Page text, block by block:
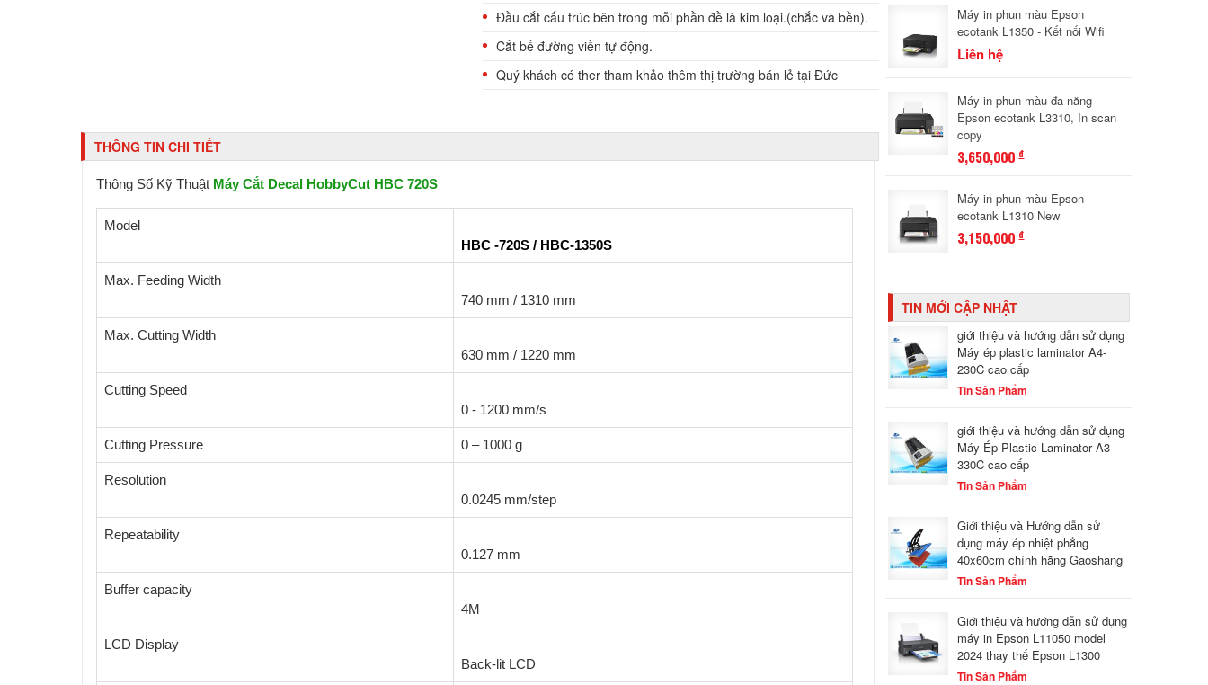
Đầu cắt cấu trúc bên trong mỗi phần đề là kim loại.(chắc và bền).
Cắt bế đường viền tự động.
Quý khách có ther tham khảo thêm thị trường bán lẻ tại Đức
THÔNG TIN CHI TIẾT
Thông Số Kỹ Thuật Máy Cắt Decal HobbyCut HBC 720S
Model
HBC -720S / HBC-1350S
Max. Feeding Width
740 mm / 1310 mm
Max. Cutting Width
630 mm / 1220 mm
Cutting Speed
0 - 1200 mm/s
Cutting Pressure 0 – 1000 g
Resolution
0.0245 mm/step
Repeatability
0.127 mm
Buffer capacity
4M
LCD Display
Back-lit LCD
Máy in phun màu Epson
ecotank L1350 - Kết nối Wifi
Liên hệ
Máy in phun màu đa năng
Epson ecotank L3310, In scan
copy
3,650,000đ
Máy in phun màu Epson
ecotank L1310 New
3,150,000đ
TIN MỚI CẬP NHẬT
giới thiệu và hướng dẫn sử dụng
Máy ép plastic laminator A4-
230C cao cấp
Tin Sản Phẩm
giới thiệu và hướng dẫn sử dụng
Máy Ép Plastic Laminator A3-
330C cao cấp
Tin Sản Phẩm
Giới thiệu và Hướng dẫn sử
dụng máy ép nhiệt phẳng
40x60cm chính hãng Gaoshang
Tin Sản Phẩm
Giới thiệu và hướng dẫn sử dụng
máy in Epson L11050 model
2024 thay thế Epson L1300
Tin Sản Phẩm